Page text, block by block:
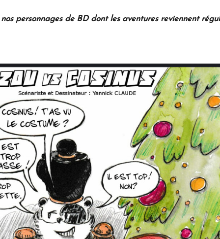
personnages de BD dont les aventures reviennent